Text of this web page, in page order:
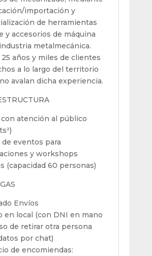
importación y
de herramientas
y accesorios de máquina
metalmecánica.
25 años y miles de clientes
a lo largo del territorio
avalan dicha experiencia.
con atención al público
de eventos para
y workshops
(capacidad 60 personas)
Envíos
en local (con DNI en mano
de retirar otra persona
por chat)
de encomiendas: